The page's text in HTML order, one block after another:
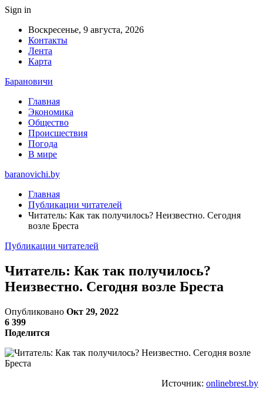
Sign in
Воскресенье, 9 августа, 2026
Контакты
Лента
Карта
Барановичи
Главная
Экономика
Общество
Происшествия
Погода
В мире
baranovichi.by
Главная
Публикации читателей
Читатель: Как так получилось? Неизвестно. Сегодня
возле Бреста
Публикации читателей
Читатель: Как так получилось?
Неизвестно. Сегодня возле Бреста
Опубликовано Окт 29, 2022
6 399
Поделится
Источник: onlinebrest.by